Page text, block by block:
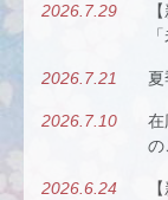
2026.7.29
2026.7.21
2026.7.10
在
の
2026.6.24